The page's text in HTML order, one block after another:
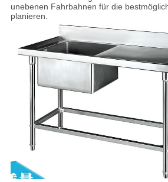
unebenen Fahrbahnen für die
planieren.